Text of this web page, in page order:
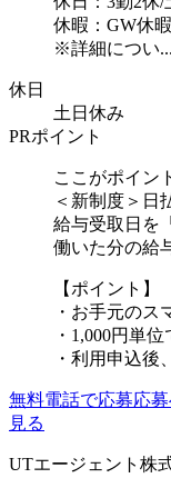
休暇：GW休
※詳細につい...
休日
土日休み
PRポイント
ここがポイン
＜新制度＞日
給与受取日を
働いた分の給
【ポイント】
・お手元のス
・1,000円単
・利用申込後
無料電話で応募応
見る
UTエージェント株